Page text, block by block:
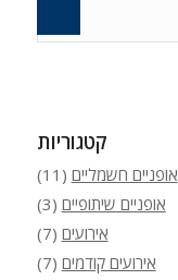
קטגוריות
אופניים חשמליים (11)
אופניים שיתופיים (3)
אירועים (7)
אירועים קודמים (7)